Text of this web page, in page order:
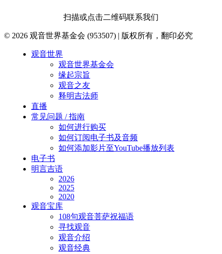
扫描或点击二维码联系我们
© 2026 观音世界基金会 (953507) | 版权所有，翻印必究
观音世界
观音世界基金会
缘起宗旨
观音之友
释明吉法师
直播
常见问题 / 指南
如何进行购买
如何订阅电子书及音频
如何添加影片至YouTube播放列表
电子书
明言吉语
2026
2025
2020
观音宝库
108句观音菩萨祝福语
寻找观音
观音介绍
观音经典